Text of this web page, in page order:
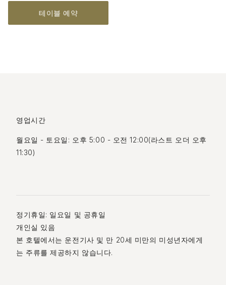
테이블 예약
영업시간
월요일 - 토요일: 오후 5:00 - 오전 12:00(라스트 오더 오후
11:30)
정기휴일: 일요일 및 공휴일
개인실 있음
본 호텔에서는 운전기사 및 만 20세 미만의 미성년자에게
는 주류를 제공하지 않습니다.